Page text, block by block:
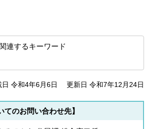
連するキーワード
日 令和4年6月6日 更新日 令和7年12月24日
てのお問い合わせ先】